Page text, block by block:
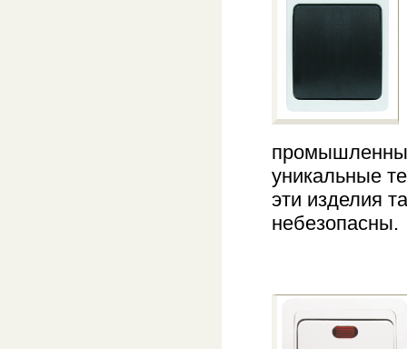
уникальные
эти изделия
небезопасны.